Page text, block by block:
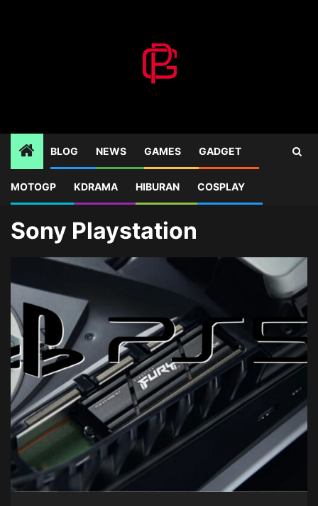
BLOG NEWS GAMES GADGET
MOTOGP KDRAMA HIBURAN COSPLAY
Home Blog Sony Playstation
Sony Playstation